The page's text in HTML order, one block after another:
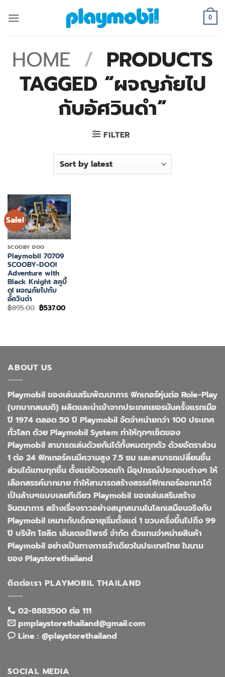
0
HOME / PRODUCTS
TAGGED “ผจญภัยไป
กับอัศวินดำ”
FILTER
Sale!
SCOOBY DOO
Playmobil 70709
SCOOBY-DOO!
Adventure with
Black Knight สคูบี้
ดู! ผจญภัยไปกับ
อัศวินดำ
฿895.00 Original
price
฿537.00Current
ABOUT US
Playmobil ของเล่นเสริมพัฒนาการ ฟิกเกอร์หุ่นต่อ Role-Play
(บทบาทสมมติ) ผลิตและนำเข้าจากประเทศเยอรมันครั้งแรกเมือ
ปี 1974 ตลอด 50 ปี Playmobil จัดจำหน่ายกว่า 100 ประเทศ
ทั่วโลก ด้วย Playmobil System ทำให้ทุกๆเซ็ตของ
Playmobil สามารถเล่นด้วยกันได้ทั้งหมดทุกตัว ด้วยอัตราส่วน
1 ต่อ 24 ฟิกเกอร์คนมีความสูง 7.5 ซม และสามารถเปลี่ยนชิ้น
ส่วนได้แทบทุกชิ้น ตั้งแต่หัวจรดเท้า มีอุปกรณ์ประกอบต่างๆ ให้
เลือกสรรค์มากมาย ทำให้สามารถสร้างสรรค์ฟิกเกอร์ออกมาได้
เป็นล้านๆแบบเลยทีเดียว Playmobil ของเล่นเสริมสร้าง
จินตนาการ สร้างเรื่องราวอย่างสนุกสนานในโลกเสมือนจริงกับ
Playmobil เหมาะกับเด็กอายุเริ่มตั้งแต่ 1 ขวบครึ่งขึ้นไปถึง 99
ปี บริษัท โซลิด เอ็นเตอร์ไพรซ์ จำกัด ตัวแทนจำหน่ายสินค้า
Playmobil อย่างเป็นทางการเจ้าเดียวในประเทศไทย ในนาม
ของ Playstorethailand
ติดต่อเรา PLAYMOBIL THAILAND
02-8883500 ต่อ 111
pmplaystorethailand@gmail.com
Line : @playstorethailand
SOCIAL MEDIA